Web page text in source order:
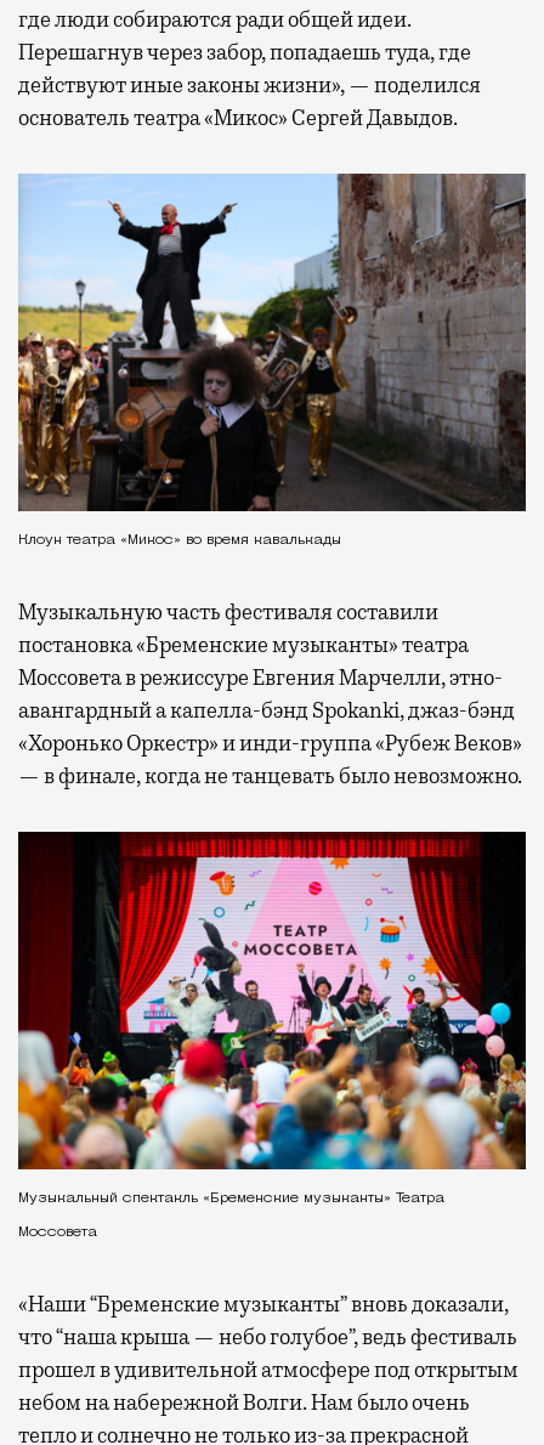
где люди собираются ради общей идеи.
Перешагнув через забор, попадаешь туда, где
действуют иные законы жизни», — поделился
основатель театра «Микос» Сергей Давыдов.
Клоун театра «Микос» во время кавалькады
Музыкальную часть фестиваля составили
постановка «Бременские музыканты» театра
Моссовета в режиссуре Евгения Марчелли, этно-
авангардный а капелла-бэнд Spokanki, джаз-бэнд
«Хоронько Оркестр» и инди-группа «Рубеж Веков»
— в финале, когда не танцевать было невозможно.
Музыкальный спектакль «Бременские музыканты» Театра
Моссовета
«Наши “Бременские музыканты” вновь доказали,
что “наша крыша — небо голубое”, ведь фестиваль
прошел в удивительной атмосфере под открытым
небом на набережной Волги. Нам было очень
тепло и солнечно не только из-за прекрасной